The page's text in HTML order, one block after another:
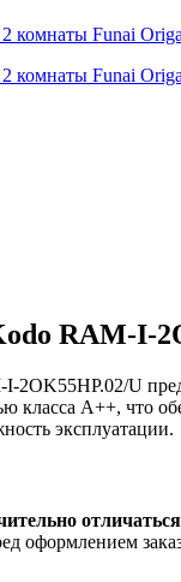
RAM-I-
U
класса A++, что
эксплуатации.
оформлением